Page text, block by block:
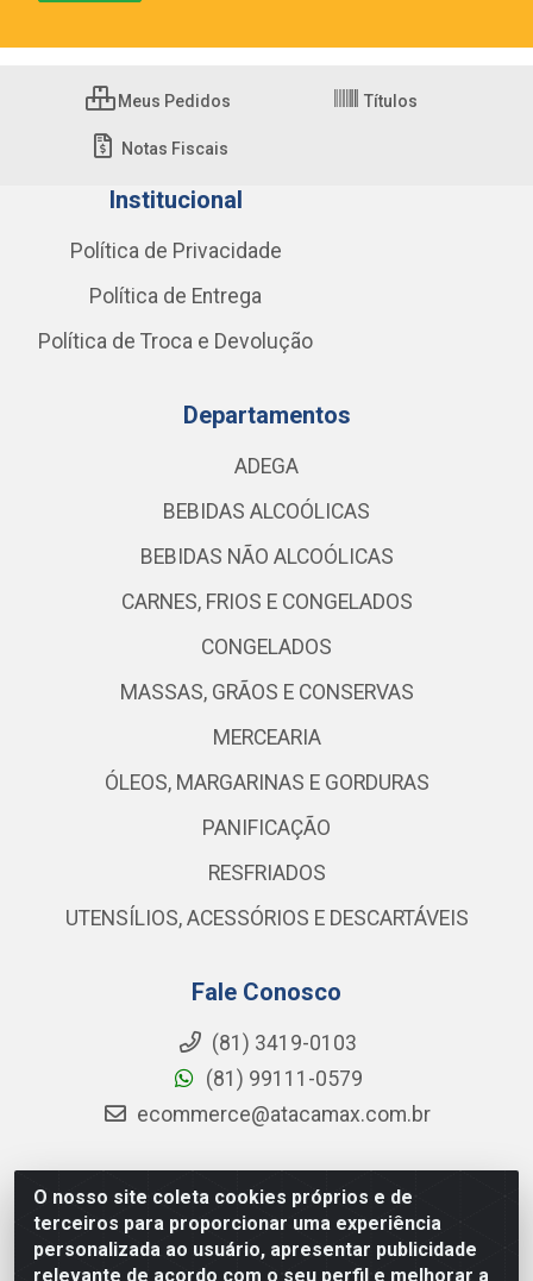
O nosso site coleta cookies próprios e de
terceiros para proporcionar uma experiência
personalizada ao usuário, apresentar publicidade
relevante de acordo com o seu perfil e melhorar a
Meus Pedidos Títulos
Notas Fiscais
Institucional
Política de Privacidade
Política de Entrega
Política de Troca e Devolução
Departamentos
ADEGA
BEBIDAS ALCOÓLICAS
BEBIDAS NÃO ALCOÓLICAS
CARNES, FRIOS E CONGELADOS
CONGELADOS
MASSAS, GRÃOS E CONSERVAS
MERCEARIA
ÓLEOS, MARGARINAS E GORDURAS
PANIFICAÇÃO
RESFRIADOS
UTENSÍLIOS, ACESSÓRIOS E DESCARTÁVEIS
Fale Conosco
(81) 3419-0103
(81) 99111-0579
ecommerce@atacamax.com.br
Atacamax Importadora de Alimentos LTDA - RODOVIA
BR-101 - SUL, KM 79,60 GP E GALPAO:D - Muribeca,
Jaboatão dos Guararapes - PE, 54355-010 - CNPJ